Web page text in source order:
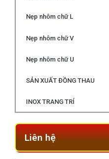
Nẹp nhôm chữ L
Nẹp nhôm chữ V
Nẹp nhôm chữ U
SẢN XUẤT ĐỒNG THAU
INOX TRANG TRÍ
Liên hệ